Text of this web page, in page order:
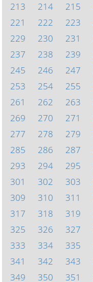
213
214 215
221
222 223
229
230 231
237
238 239
245
246 247
253
254 255
261
262 263
269
270 271
277
278 279
285
286 287
293
294 295
301
302 303
309
310 311
317
318 319
325
326 327
333
334 335
341
342 343
349
350 351